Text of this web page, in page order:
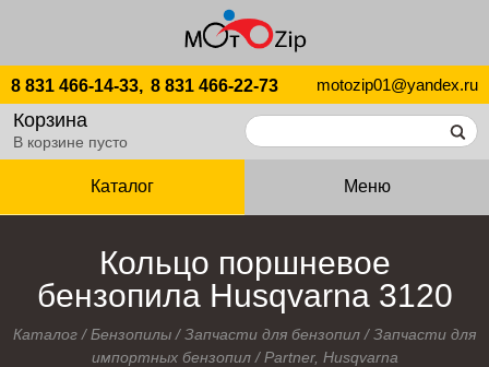
8 831 466-14-33, 8 831 466-22-73 motozip01@yandex.ru
Корзина
В корзине пусто
Каталог Меню
Кольцо поршневое
бензопила Husqvarna 3120
Каталог /Бензопилы /Запчасти для бензопил /Запчасти для
импортных бензопил/Partner, Husqvarna